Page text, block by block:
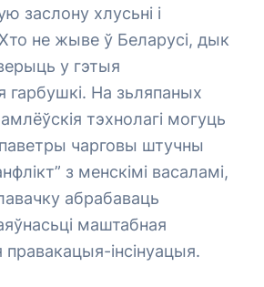
заслону хлусьні і
Хто не жыве ў Беларусі, дык
у гэтыя
гарбушкі. На зьляпаных
тэхнолагі могуць
чарговы штучны
з менскімі васаламі,
абрабаваць
маштабная
інсінуацыя.